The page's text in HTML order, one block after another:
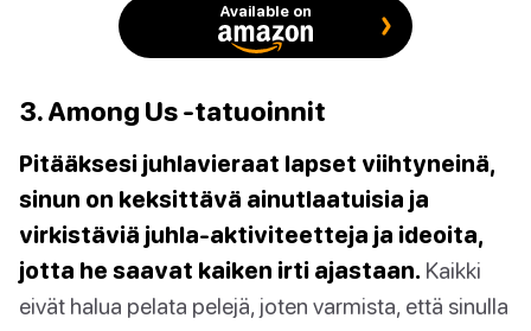
Available on
3. Among Us -tatuoinnit
Pitääksesi juhlavieraat lapset viihtyneinä,
sinun on keksittävä ainutlaatuisia ja
virkistäviä juhla-aktiviteetteja ja ideoita,
jotta he saavat kaiken irti ajastaan. Kaikki
eivät halua pelata pelejä, joten varmista, että sinulla